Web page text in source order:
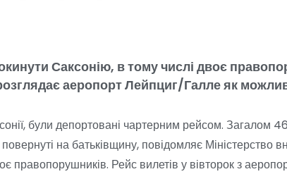
Саксонію, в тому числі двоє
аеропорт Лейпциг/Галле як
були депортовані чартерним рейсом. Загалом
на батьківщину, повідомляє Міністерство
правопорушників. Рейс вилетів у вівторок з